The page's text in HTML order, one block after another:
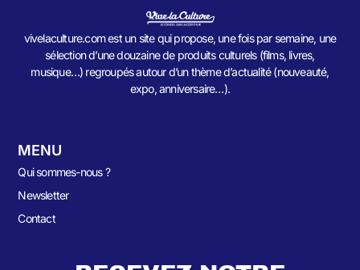
vivelaculture.com est un site qui propose, une fois par semaine, une
sélection d’une douzaine de produits culturels (films, livres,
musique…) regroupés autour d’un thème d’actualité (nouveauté,
expo, anniversaire…).
MENU
Qui sommes-nous ?
Newsletter
Contact